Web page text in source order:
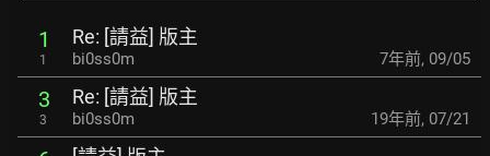
1
1
Re: [請益] 版主
bi0ss0m 7年前, 09/05
3
3
Re: [請益] 版主
bi0ss0m 19年前, 07/21